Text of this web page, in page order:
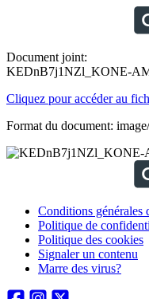
Document joint:
KEDnB7j1NZl_KONE-
Cliquez pour accéder au
Format du document:
Conditions générales
Politique de
Politique des cookies
Signaler un contenu
Marre des virus?